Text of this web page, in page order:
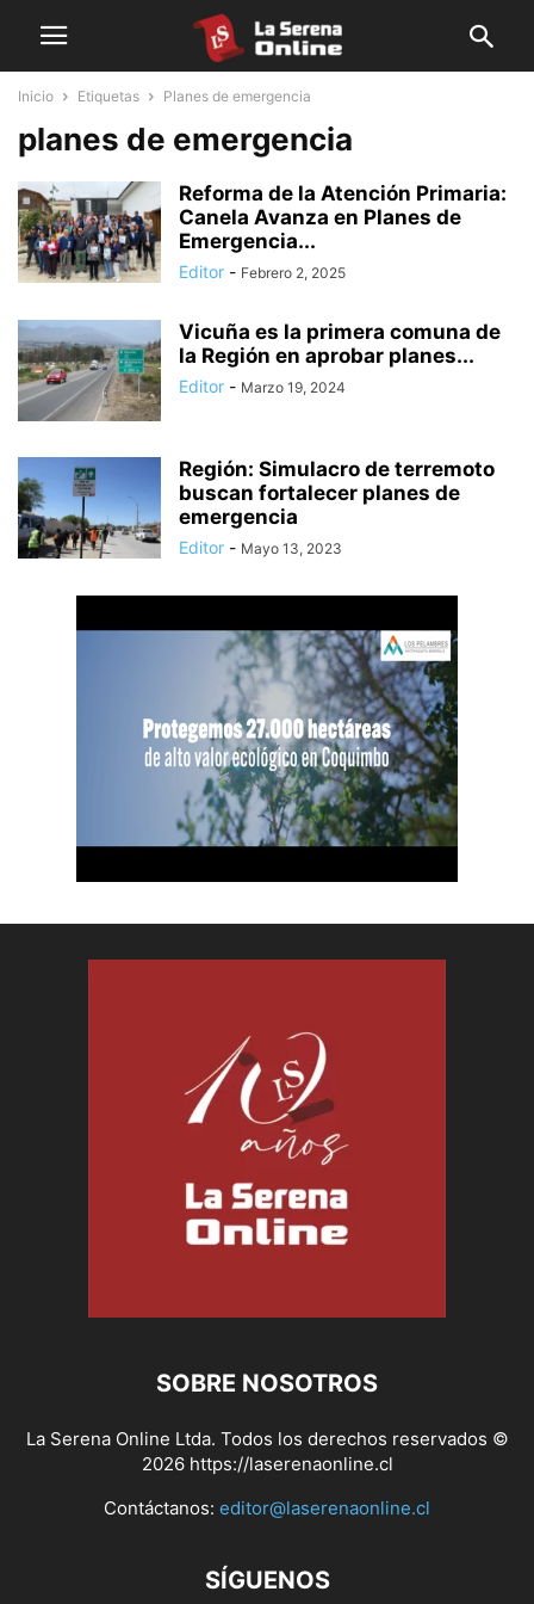
Inicio Etiquetas Planes de emergencia
planes de emergencia
Reforma de la Atención Primaria:
Canela Avanza en Planes de
Emergencia...
Editor - Febrero 2, 2025
Vicuña es la primera comuna de
la Región en aprobar planes...
Editor - Marzo 19, 2024
Región: Simulacro de terremoto
buscan fortalecer planes de
emergencia
Editor - Mayo 13, 2023
SOBRE NOSOTROS
La Serena Online Ltda. Todos los derechos reservados ©
2026 https://laserenaonline.cl
Contáctanos: editor@laserenaonline.cl
SÍGUENOS